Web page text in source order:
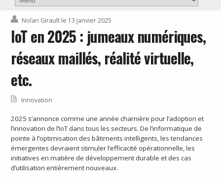
Nolan Girault le 13 janvier 2025
IoT en 2025 : jumeaux numériques,
réseaux maillés, réalité virtuelle,
etc.
Innovation
2025 s’annonce comme une année charnière pour l’adoption et
l’innovation de l’IoT dans tous les secteurs. De l’informatique de
pointe à l’optimisation des bâtiments intelligents, les tendances
émergentes devraient stimuler l’efficacité opérationnelle, les
initiatives en matière de développement durable et des cas
d’utilisation entièrement nouveaux.